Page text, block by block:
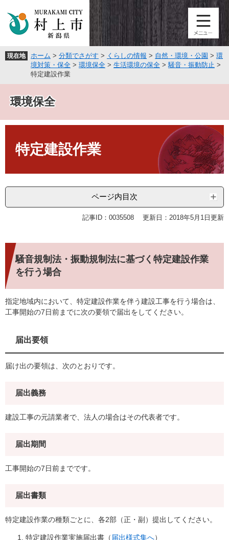
頭
飛
へ
現在地 ホーム > 分類でさがす > くらしの情報 > 自然・環境・公園 > 環
境対策・保全 > 環境保全 > 生活環境の保全 >騒音・振動防止 >
特定建設作業
環境保全
特定建設作業
ページ内目次
記事ID：0035508 更新日：2018年5月1日更新
騒音規制法・振動規制法に基づく特定建設作業
を行う場合
指定地域内において、特定建設作業を伴う建設工事を行う場合は、
工事開始の7日前までに次の要領で届出をしてください。
届出要領
届け出の要領は、次のとおりです。
届出義務
建設工事の元請業者で、法人の場合はその代表者です。
届出期間
工事開始の7日前までです。
届出書類
特定建設作業の種類ごとに、各2部（正・副）提出してください。
特定建設作業実施届出書（ 届出様式集へ）